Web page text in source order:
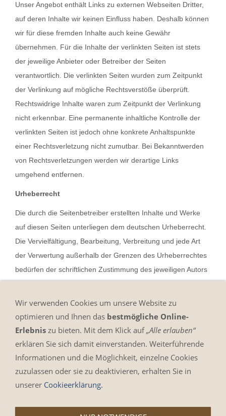
Unser Angebot enthält Links zu externen Webseiten Dritter,
auf deren Inhalte wir keinen Einfluss haben. Deshalb können
wir für diese fremden Inhalte auch keine Gewähr
übernehmen. Für die Inhalte der verlinkten Seiten ist stets
der jeweilige Anbieter oder Betreiber der Seiten
verantwortlich. Die verlinkten Seiten wurden zum Zeitpunkt
der Verlinkung auf mögliche Rechtsverstöße überprüft.
Rechtswidrige Inhalte waren zum Zeitpunkt der Verlinkung
nicht erkennbar. Eine permanente inhaltliche Kontrolle der
verlinkten Seiten ist jedoch ohne konkrete Anhaltspunkte
einer Rechtsverletzung nicht zumutbar. Bei Bekanntwerden
von Rechtsverletzungen werden wir derartige Links
umgehend entfernen.
Urheberrecht
Die durch die Seitenbetreiber erstellten Inhalte und Werke
auf diesen Seiten unterliegen dem deutschen Urheberrecht.
Die Vervielfältigung, Bearbeitung, Verbreitung und jede Art
der Verwertung außerhalb der Grenzen des Urheberrechtes
bedürfen der schriftlichen Zustimmung des jeweiligen Autors
Soweit die Inhalte auf dieser Seite nicht vom Betreiber erstellt
wurden, werden die Urheberrechte Dritter beachtet.
Insbesondere werden Inhalte Dritter als solche
gekennzeichnet. Sollten Sie trotzdem auf eine
Urheberrechtsverletzung aufmerksam werden, bitten wir um
einen entsprechenden Hinweis. Bei Bekanntwerden von
Wir verwenden Cookies um unsere Website zu
optimieren und Ihnen das bestmögliche Online-
Erlebnis zu bieten. Mit dem Klick auf„Alle erlauben“
erklären Sie sich damit einverstanden. Weiterführende
Informationen und die Möglichkeit, einzelne Cookies
zuzulassen oder sie zu deaktivieren, erhalten Sie in
unserer Cookieerklärung.